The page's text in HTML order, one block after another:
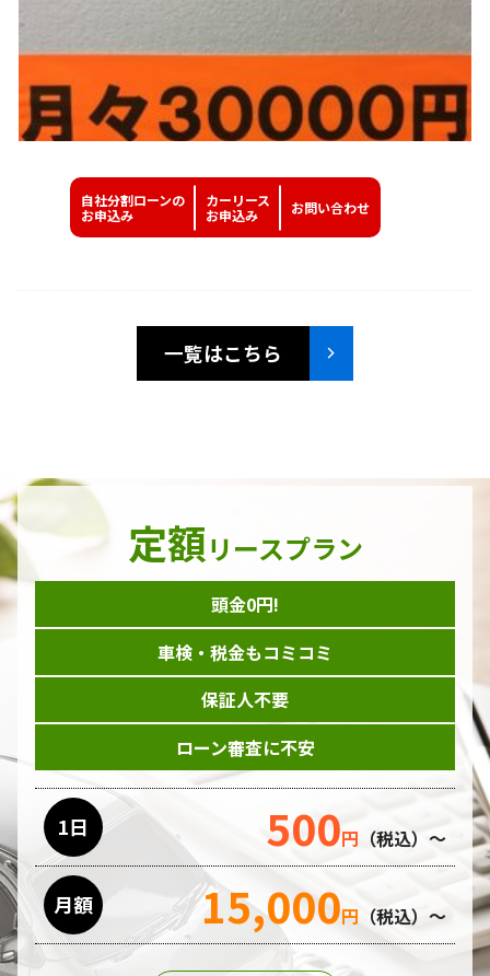
自社分割ローンの
お申込み
カーリース
お申込み
お問い合わせ
一覧はこちら
定額リースプラン
頭金0円!
車検・税金もコミコミ
保証人不要
ローン審査に不安
1日 500円 （税込）～
月額 15,000円 （税込）～